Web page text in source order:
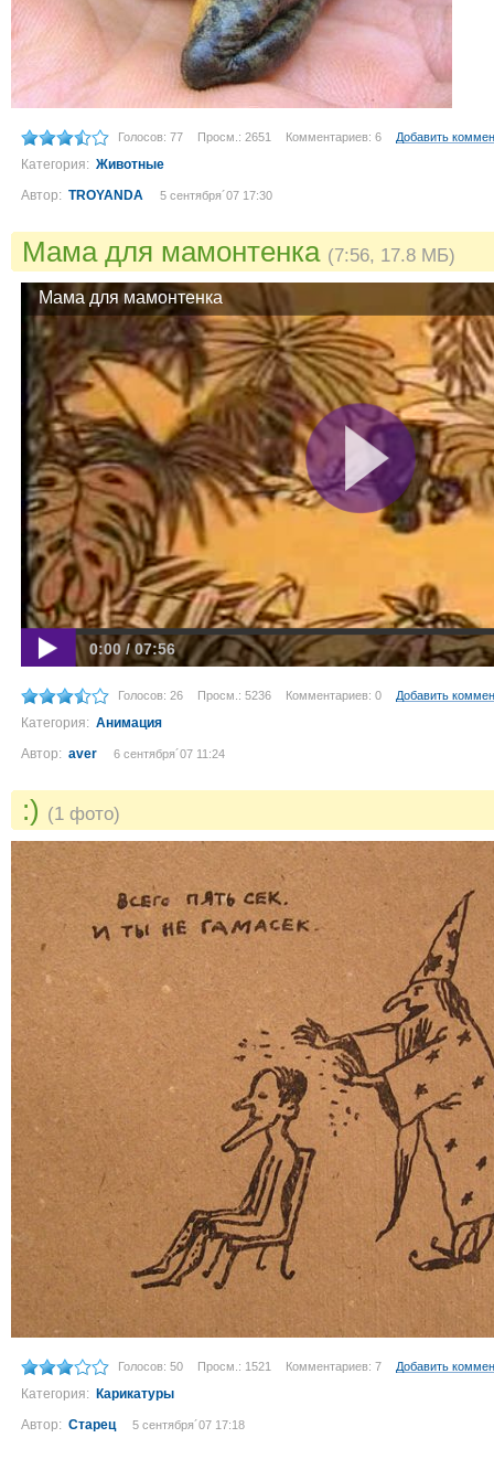
Голосов: 77 Просм.: 2651 Комментариев: 6 Добавить
Категория: Животные
Автор: TROYANDA 5 сентября´07 17:30
Мама для мамонтенка (7:56, 17.8 МБ)
Мама для мамонтенка
0:00 / 07:56
Голосов: 26 Просм.: 5236 Комментариев: 0 Добавить
Категория: Анимация
Автор: aver 6 сентября´07 11:24
:) (1 фото)
Голосов: 50 Просм.: 1521 Комментариев: 7 Добавить
Категория: Карикатуры
Автор: Старец 5 сентября´07 17:18